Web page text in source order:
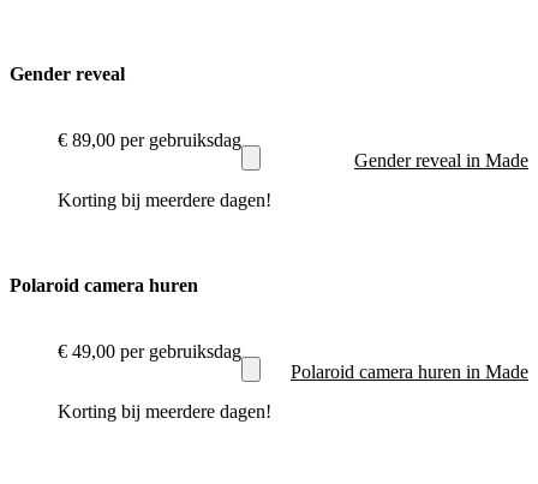
Gender reveal
€ 89,00 per gebruiksdag
Korting bij meerdere dagen!
Gender reveal in Made
Polaroid camera huren
€ 49,00 per gebruiksdag
Korting bij meerdere dagen!
Polaroid camera huren in Made